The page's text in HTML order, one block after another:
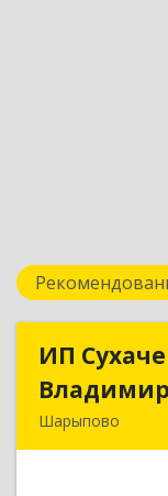
ИП
Шарыпово